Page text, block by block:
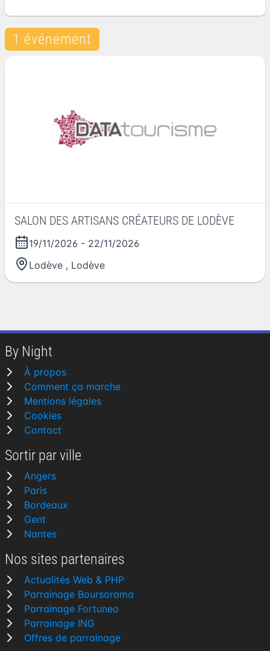
1 événement
SALON DES ARTISANS CRÉATEURS DE LODÈVE
19/11/2026 - 22/11/2026
Lodève , Lodève
By Night
À propos
Comment ça marche
Mentions légales
Cookies
Contact
Sortir par ville
Angers
Paris
Bordeaux
Gent
Nantes
Nos sites partenaires
Actualités Web & PHP
Parrainage Boursorama
Parrainage Fortuneo
Parrainage ING
Offres de parrainage